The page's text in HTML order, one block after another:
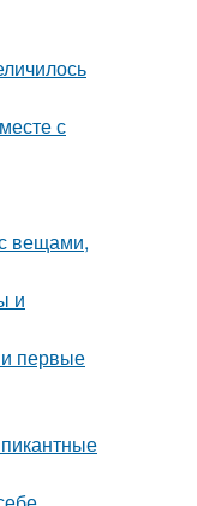
с
вещами,
и
первые